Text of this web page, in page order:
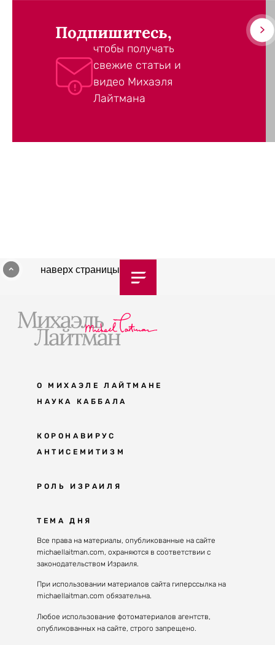
Подпишитесь,
чтобы получать
свежие статьи и
видео Михаэля
Лайтмана
наверх страницы
О МИХАЭЛЕ ЛАЙТМАНЕ
НАУКА КАББАЛА
Мудрость каббалы
Каббала сегодня
Великие каббалисты
Духовные состояния
Конгрессы каббалы
Каббалистическая музыка
Духовные состояния
КОРОНАВИРУС
АНТИСЕМИТИЗМ
Антисемитизм в современном мире
Решение
РОЛЬ ИЗРАИЛЯ
Почему евреи
Израиль сегодня
Избраны служить миру
ТЕМА ДНЯ
Все права на материалы, опубликованные на сайте
michaellaitman.com, охраняются в соответствии с
законодательством Израиля.
При использовании материалов сайта гиперссылка на
michaellaitman.com обязательна.
Любое использование фотоматериалов агентств,
опубликованных на сайте, строго запрещено.